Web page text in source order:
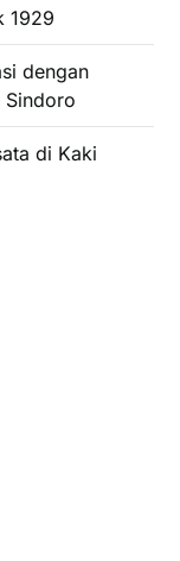
1929
dengan
Sindoro
di Kaki